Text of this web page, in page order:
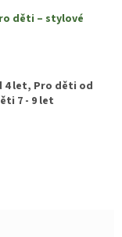
děti – stylové
4 let, Pro děti od
7 - 9 let